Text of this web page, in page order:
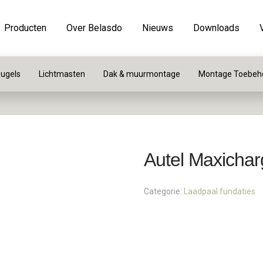
Producten Over Belasdo Nieuws Downloads
Lichtmasten Dak & muurmontage Montage
Autel
Categorie: Laadpaal fundaties